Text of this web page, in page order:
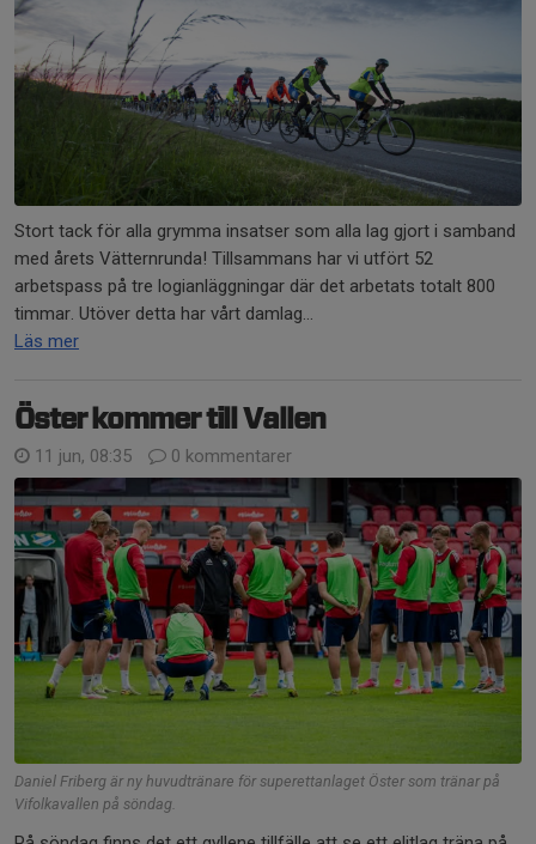
Stort tack för alla grymma insatser som alla lag gjort i samband
med årets Vätternrunda! Tillsammans har vi utfört 52
arbetspass på tre logianläggningar där det arbetats totalt 800
timmar. Utöver detta har vårt damlag...
Läs mer
Öster kommer till Vallen
11 jun, 08:35 0 kommentarer
Daniel Friberg är ny huvudtränare för superettanlaget Öster som tränar på
Vifolkavallen på söndag.